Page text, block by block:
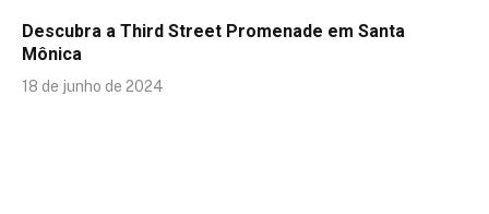
Descubra a Third Street Promenade em Santa
Mônica
18 de junho de 2024